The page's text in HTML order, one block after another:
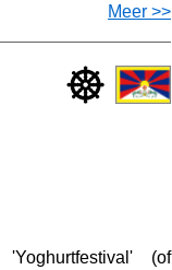
Meer >>
(of